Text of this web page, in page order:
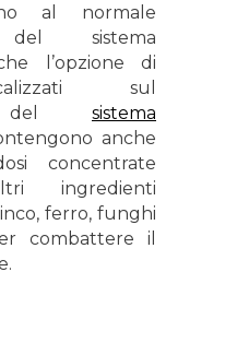
al normale
del sistema
l’opzione di
sul
del sistema
anche
concentrate
ingredienti
ferro, funghi
combattere il